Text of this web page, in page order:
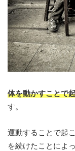
体を動かすことで
す。
運動することで起
を続けたことによ